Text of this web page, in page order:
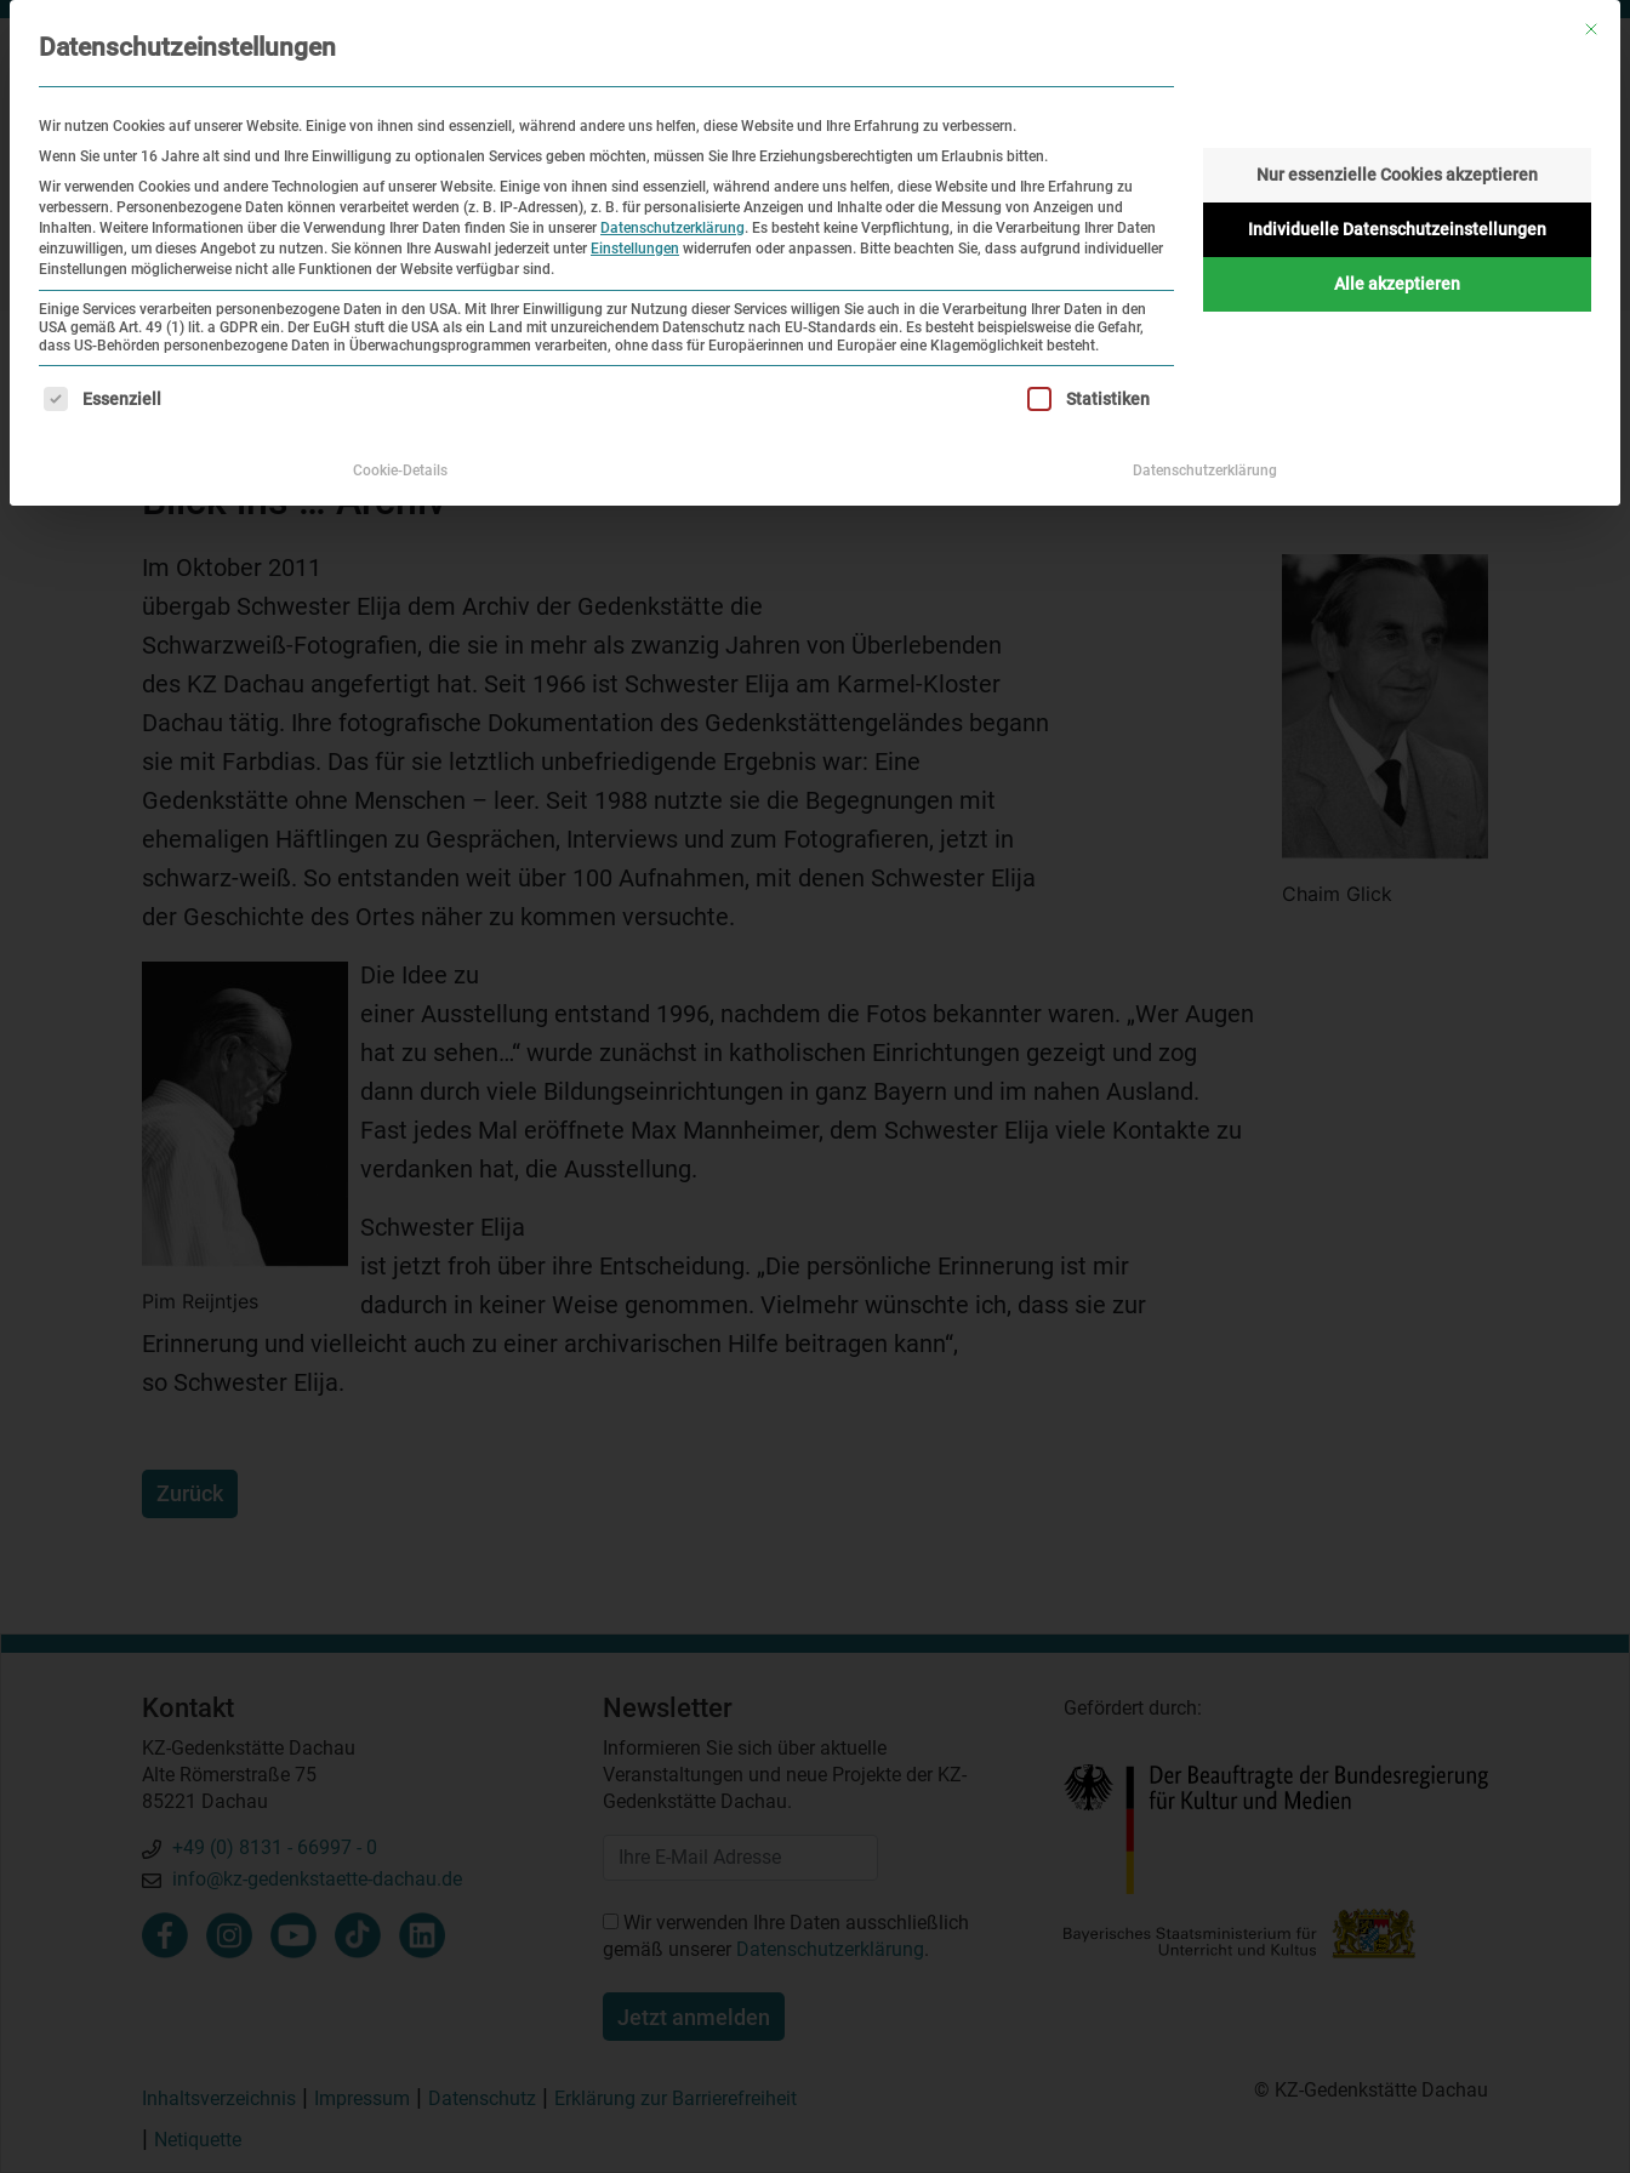
Besuch Bildung
Historischer
Ort
Ausstellungen
Forschung und
Sammlung
Geschichte
Online
Aktuelles
Startseite | Blick ins … Archiv – Newsletter 3 – 2012
Blick ins … Archiv
Chaim Glick
Im Oktober 2011
übergab Schwester Elija dem Archiv der Gedenkstätte die
Schwarzweiß-Fotografien, die sie in mehr als zwanzig Jahren von Überlebenden
des KZ Dachau angefertigt hat. Seit 1966 ist Schwester Elija am Karmel-Kloster
Dachau tätig. Ihre fotografische Dokumentation des Gedenkstättengeländes begann
sie mit Farbdias. Das für sie letztlich unbefriedigende Ergebnis war: Eine
Gedenkstätte ohne Menschen – leer. Seit 1988 nutzte sie die Begegnungen mit
ehemaligen Häftlingen zu Gesprächen, Interviews und zum Fotografieren, jetzt in
schwarz-weiß. So entstanden weit über 100 Aufnahmen, mit denen Schwester Elija
der Geschichte des Ortes näher zu kommen versuchte.
Pim Reijntjes
Die Idee zu
einer Ausstellung entstand 1996, nachdem die Fotos bekannter waren. „Wer Augen
hat zu sehen…“ wurde zunächst in katholischen Einrichtungen gezeigt und zog
dann durch viele Bildungseinrichtungen in ganz Bayern und im nahen Ausland.
Fast jedes Mal eröffnete Max Mannheimer, dem Schwester Elija viele Kontakte zu
verdanken hat, die Ausstellung.
Schwester Elija
ist jetzt froh über ihre Entscheidung. „Die persönliche Erinnerung ist mir
dadurch in keiner Weise genommen. Vielmehr wünschte ich, dass sie zur
Erinnerung und vielleicht auch zu einer archivarischen Hilfe beitragen kann“,
so Schwester Elija.
Zurück
Kontakt
KZ-Gedenkstätte Dachau
Alte Römerstraße 75
85221 Dachau
+49 (0) 8131 - 66997 - 0
info@kz-gedenkstaette-dachau.de
Newsletter
Informieren Sie sich über aktuelle
Veranstaltungen und neue Projekte der KZ-
Gedenkstätte Dachau.
Wir verwenden Ihre Daten ausschließlich
gemäß unserer Datenschutzerklärung.
Jetzt anmelden
Gefördert durch:
Inhaltsverzeichnis Impressum Datenschutz
Erklärung zur Barrierefreiheit
Netiquette
© KZ-Gedenkstätte Dachau
Mit
Datenschutzeinstellungen
Wir nutzen Cookies auf unserer Website. Einige von ihnen sind essenziell, während andere uns helfen, diese Website und Ihre Erfahrung zu verbessern.
Wenn Sie unter 16 Jahre alt sind und Ihre Einwilligung zu optionalen Services geben möchten, müssen Sie Ihre Erziehungsberechtigten um Erlaubnis bitten.
Wir verwenden Cookies und andere Technologien auf unserer Website. Einige von ihnen sind essenziell, während andere uns helfen, diese Website und Ihre Erfahrung zu
verbessern. Personenbezogene Daten können verarbeitet werden (z. B. IP-Adressen), z. B. für personalisierte Anzeigen und Inhalte oder die Messung von Anzeigen und
Inhalten. Weitere Informationen über die Verwendung Ihrer Daten finden Sie in unserer Datenschutzerklärung. Es besteht keine Verpflichtung, in die Verarbeitung Ihrer Daten
einzuwilligen, um dieses Angebot zu nutzen. Sie können Ihre Auswahl jederzeit unter Einstellungen widerrufen oder anpassen. Bitte beachten Sie, dass aufgrund individueller
Einstellungen möglicherweise nicht alle Funktionen der Website verfügbar sind.
Einige Services verarbeiten personenbezogene Daten in den USA. Mit Ihrer Einwilligung zur Nutzung dieser Services willigen Sie auch in die Verarbeitung Ihrer Daten in den
USA gemäß Art. 49 (1) lit. a GDPR ein. Der EuGH stuft die USA als ein Land mit unzureichendem Datenschutz nach EU-Standards ein. Es besteht beispielsweise die Gefahr,
dass US-Behörden personenbezogene Daten in Überwachungsprogrammen verarbeiten, ohne dass für Europäerinnen und Europäer eine Klagemöglichkeit besteht.
Es folgt eine Liste der Service-Gruppen, für die eine Einwilligung erteilt werden kann. Die erste Service-Gruppe ist essenziell und kann nicht abgewählt werden.
Essenziell Statistiken
Nur essenzielle Cookies akzeptieren
Individuelle Datenschutzeinstellungen
Alle akzeptieren
Cookie-Details Datenschutzerklärung